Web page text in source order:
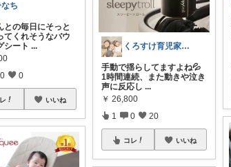
ち
との毎日にそっと
てくれそうなバウ
シート ...
0 0
いいね
くろすけ育児家事room👦👧👶🐈
手動で揺らしてますよね💦
1時間連続、また動きや泣き
声に反応し ...
￥ 26,800
1 0 20
コレ いいね